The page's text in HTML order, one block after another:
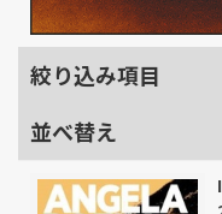
絞り込み項目
並べ替え